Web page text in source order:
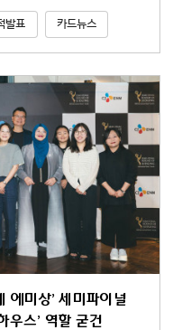
발표 카드뉴스
미상’ 세미파이널
우스’ 역할 굳건